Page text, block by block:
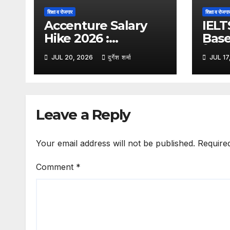
शिक्षा व रोजगार
Accenture Salary
Hike 2026 :
Accenture का बड़ा
फैसला, अब बेस सैलरी और
एकमुश्त भुगतान में बराबर बांटा
JUL 20, 2026 दुर्गेश शर्मा
शिक्षा व रोजगार
पेपर
JUL
Leave a Reply
Your email address will not be published.
Comment *